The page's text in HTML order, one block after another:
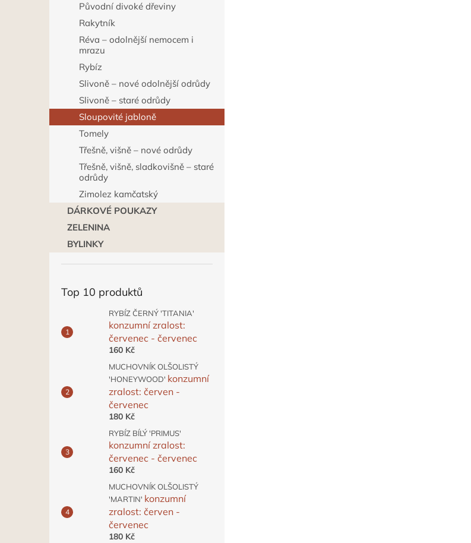
Původní divoké dřeviny
Rakytník
Réva – odolnější nemocem i
mrazu
Rybíz
Slivoně – nové odolnější odrůdy
Slivoně – staré odrůdy
Sloupovité jabloně
Tomely
Třešně, višně – nové odrůdy
Třešně, višně, sladkovišně – staré
odrůdy
Zimolez kamčatský
DÁRKOVÉ POUKAZY
ZELENINA
BYLINKY
Top 10 produktů
RYBÍZ ČERNÝ 'TITANIA'
konzumní zralost:
červenec - červenec
160 Kč
MUCHOVNÍK OLŠOLISTÝ
'HONEYWOOD' konzumní
zralost: červen -
červenec
180 Kč
RYBÍZ BÍLÝ 'PRIMUS'
konzumní zralost:
červenec - červenec
160 Kč
MUCHOVNÍK OLŠOLISTÝ
'MARTIN' konzumní
zralost: červen -
červenec
180 Kč